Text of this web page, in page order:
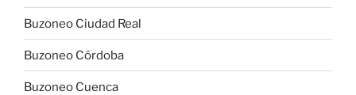
Buzoneo Ciudad Real
Buzoneo Córdoba
Buzoneo Cuenca